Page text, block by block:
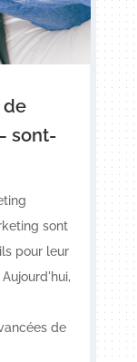
de
sont-
sont
pour leur
de